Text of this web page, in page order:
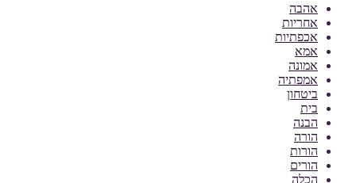
אהבה
אחריות
אכפתיות
אמא
אמונה
אמפתיה
ביטחון
בית
הבנה
הורה
הורות
הורים
הכלה